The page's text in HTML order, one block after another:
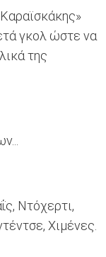
γκολ ώστε να
της
Ντόχερτι,
Χιμένες.